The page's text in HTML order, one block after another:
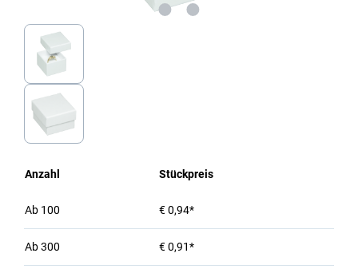
Anzahl Stückpreis
Ab 100 € 0,94*
Ab300 € 0,91*